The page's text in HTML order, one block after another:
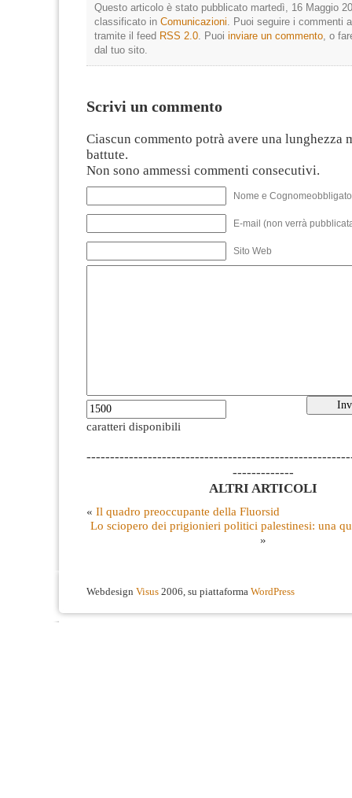
Questo articolo è stato pubblicato martedì, 16 Maggio
classificato in Comunicazioni. Puoi seguire i commenti
tramite il feed RSS 2.0. Puoi inviare un commento, o
dal tuo sito.
Scrivi un commento
Ciascun commento potrà avere una lunghezza
battute.
Non sono ammessi commenti consecutivi.
Nome e
E-mail (non verrà
Sito Web
caratteri disponibili
-------------
ALTRI ARTICOLI
« Il quadro preoccupante della Fluorsid
Lo sciopero dei prigionieri politici palestinesi: una
»
Webdesign Visus 2006, su piattaforma WordPress